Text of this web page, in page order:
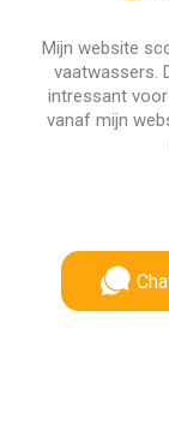
Mijn website
vaatwassers.
intressant
vanaf mijn